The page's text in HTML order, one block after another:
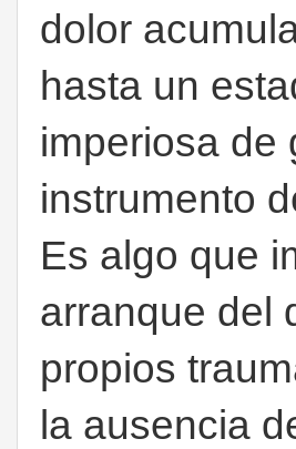
dolor
hasta un
imperiosa de
instrumento
Es algo que
arranque del
propios
la ausencia